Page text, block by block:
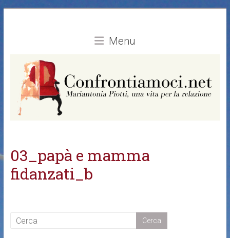
Menu
03_papà e mamma
fidanzati_b